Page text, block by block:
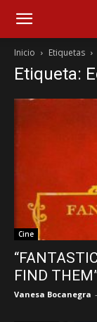
Inicio Etiquetas
Etiqueta:
Cine
FIND
Vanesa Bocanegra -